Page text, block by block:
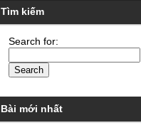
Tìm kiếm
Search for:
Bài mới nhất